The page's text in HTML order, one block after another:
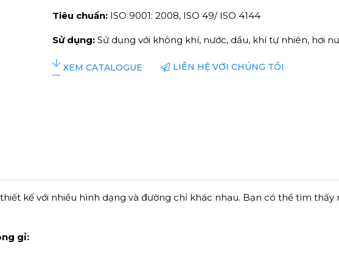
Tiêu chuẩn: ISO 9001: 2008, ISO 49/ ISO 4144
Sử dụng: Sử dụng với không khí, nước, dầu, khí tự nhiên, hơi
XEM CATALOGUE LIÊN HỆ VỚI CHÚNG TÔI
kế với nhiều hình dạng và đường chỉ khác nhau. Bạn có thể tìm
gỉ: